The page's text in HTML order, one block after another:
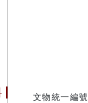
文物統一編號